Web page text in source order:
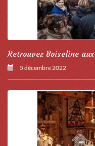
Retrouvez Boiseline
5 décembre 2022